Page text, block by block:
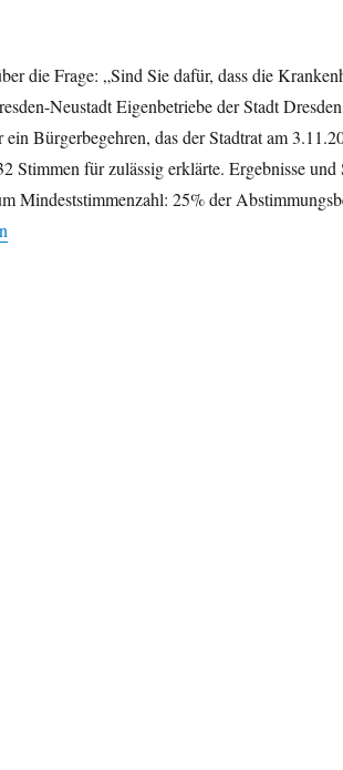
die Frage: „Sind Sie dafür, dass die
Neustadt Eigenbetriebe der Stadt
ein Bürgerbegehren, das der Stadtrat am
Stimmen für zulässig erklärte. Ergebnisse und
Mindeststimmenzahl: 25% der
in Dresden vom 29.1.2012: